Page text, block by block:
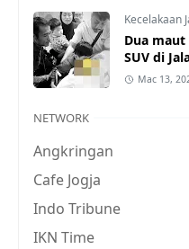
Kecelakaan
Dua
SUV di
Mac 13,
NETWORK
Angkringan
Cafe Jogja
Indo Tribune
IKN Time